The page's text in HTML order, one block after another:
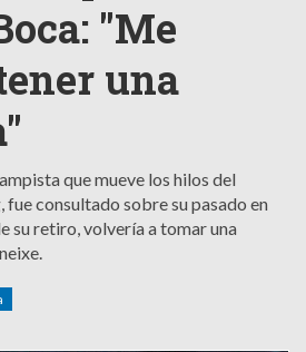
"Me
una
que mueve los hilos del
fue consultado sobre su pasado en
su retiro, volvería a tomar una